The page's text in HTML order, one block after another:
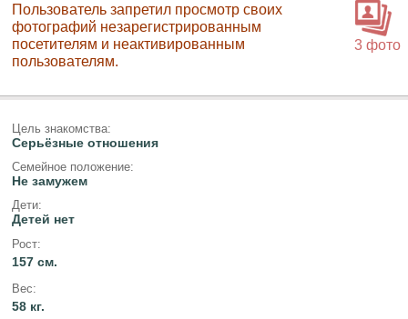
3 фото
Пользователь запретил просмотр своих
фотографий незарегистрированным
посетителям и неактивированным
пользователям.
Цель знакомства:
Серьёзные отношения
Семейное положение:
Не замужем
Дети:
Детей нет
Рост:
157 см.
Вес:
58 кг.